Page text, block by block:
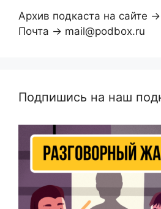
Архив подкаста на сайте
Почта → mail@podbox.ru
Подпишись на наш